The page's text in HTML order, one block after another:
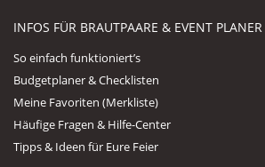
INFOS FÜR BRAUTPAARE & EVENT PLANER
So einfach funktioniert’s
Budgetplaner & Checklisten
Meine Favoriten (Merkliste)
Häufige Fragen & Hilfe-Center
Tipps & Ideen für Eure Feier